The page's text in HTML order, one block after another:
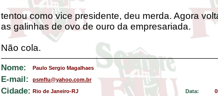
tentou como vice presidente, deu merda. Agora
as galinhas de ovo de ouro da empresariada.
Não cola.
Nome: Paulo Sergio Magalhaes
E-mail: psmflu@yahoo.com.br
Cidade: Rio de Janeiro-RJ Data: